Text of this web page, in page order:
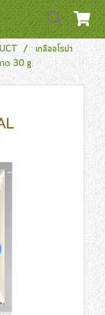
เกลืออโรม่า
าด 30 g.